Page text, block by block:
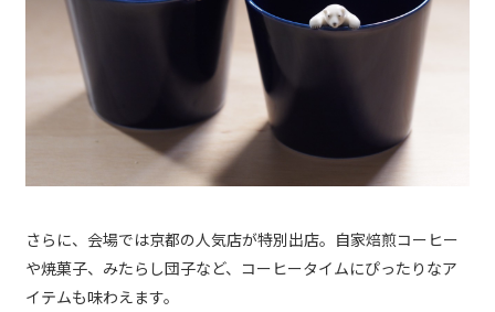
さらに、会場では京都の人気店が特別出店。自家焙煎コーヒー
や焼菓子、みたらし団子など、コーヒータイムにぴったりなア
イテムも味わえます。